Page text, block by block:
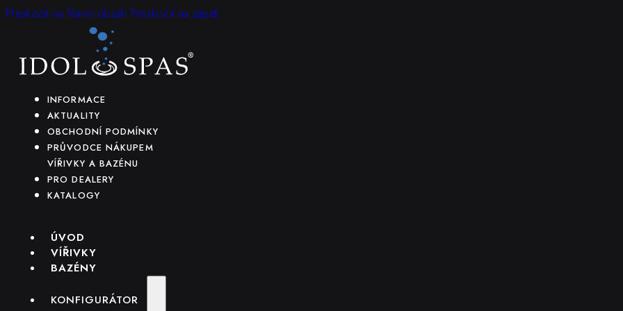
Přeskočit na hlavní obsah Přeskočit na zápatí
INFORMACE
AKTUALITY
OBCHODNÍ PODMÍNKY
PRŮVODCE NÁKUPEM
VÍŘIVKY A BAZÉNU
PRO DEALERY
KATALOGY
ÚVOD
VÍŘIVKY
BAZÉNY
KONFIGURÁTOR